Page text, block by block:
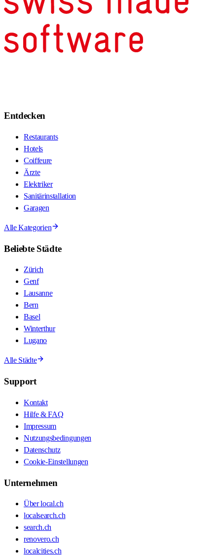
Entdecken
Restaurants
Hotels
Coiffeure
Ärzte
Elektriker
Sanitärinstallation
Garagen
Alle Kategorien
Beliebte Städte
Zürich
Genf
Lausanne
Bern
Basel
Winterthur
Lugano
Alle Städte
Support
Kontakt
Hilfe & FAQ
Impressum
Nutzungsbedingungen
Datenschutz
Cookie-Einstellungen
Unternehmen
Über local.ch
localsearch.ch
search.ch
renovero.ch
localcities.ch